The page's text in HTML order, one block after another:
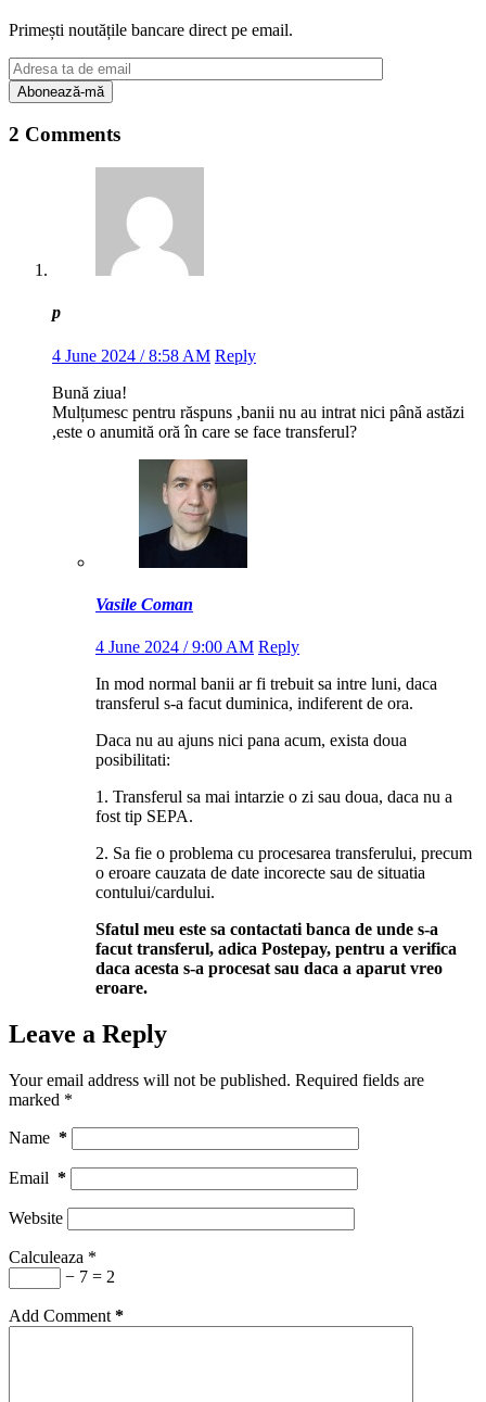
Primești noutățile bancare direct pe email.
2 Comments
p
4 June 2024 / 8:58 AM Reply
Bună ziua!
Mulțumesc pentru răspuns ,banii nu au intrat nici până astăzi
,este o anumită oră în care se face transferul?
Vasile Coman
4 June 2024 / 9:00 AM Reply
In mod normal banii ar fi trebuit sa intre luni, daca
transferul s-a facut duminica, indiferent de ora.
Daca nu au ajuns nici pana acum, exista doua
posibilitati:
1. Transferul sa mai intarzie o zi sau doua, daca nu a
fost tip SEPA.
2. Sa fie o problema cu procesarea transferului, precum
o eroare cauzata de date incorecte sau de situatia
contului/cardului.
Sfatul meu este sa contactati banca de unde s-a
facut transferul, adica Postepay, pentru a verifica
daca acesta s-a procesat sau daca a aparut vreo
eroare.
Leave a Reply
Your email address will not be published. Required fields are
marked *
Name *
Email *
Website
Calculeaza *
− 7 = 2
Add Comment *